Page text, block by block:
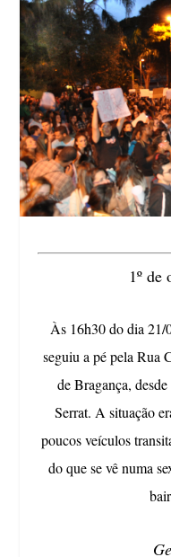
1º de
Às 16h30 do dia 21/
seguiu a pé pela Rua
de Bragança,
Serrat. A situação
poucos veículos
do que se vê numa